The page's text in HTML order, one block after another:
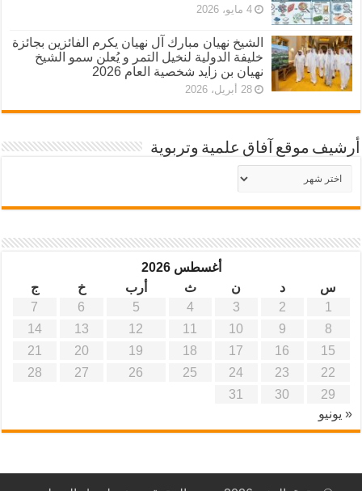
4 مايو، 2026
الشيخ نهيان مبارك آل نهيان يكرم الفائزين بجائزة
خليفة الدولية لنخيل التمر و يُعلن سمو الشيخ
نهيان بن زايد شخصية العام 2026
28 أبريل، 2026
أرشيف موقع آفاق علمية وتربوية
أرشيف
موقع
آفاق
أغسطس 2026
س
د ن ث أرب خ
ج
1
2
3
4
5
6
7
8
9
10
11
12
13
14
15
16
17
18
19
20
21
22
23
24
25
26
27
28
29
30
31
« يونيو